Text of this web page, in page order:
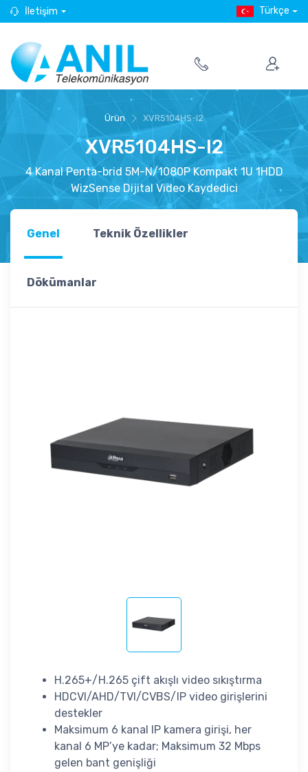
İletişim Türkçe
Ürün XVR5104HS-I2
XVR5104HS-I2
4 Kanal Penta-brid 5M-N/1080P Kompakt 1U 1HDD
WizSense Dijital Video Kaydedici
Genel Teknik Özellikler
Dökümanlar
H.265+/H.265 çift akışlı video sıkıştırma
HDCVI/AHD/TVI/CVBS/IP video girişlerini
destekler
Maksimum 6 kanal IP kamera girişi, her
kanal 6 MP’ye kadar; Maksimum 32 Mbps
gelen bant genişliği